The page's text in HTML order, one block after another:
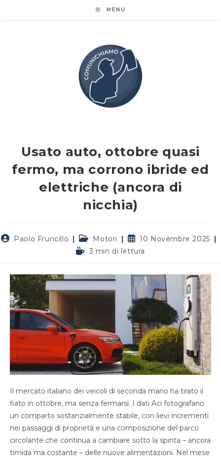
MENU
Usato auto, ottobre quasi
fermo, ma corrono ibride ed
elettriche (ancora di
nicchia)
AutorePaolo Fruncillo
Categoria
dell'articolo:
Motori
Articolo
pubblicato:
10 Novembre 2025
Tempo3 min di lettura
Il mercato italiano dei veicoli di seconda mano ha tirato il
fiato in ottobre, ma senza fermarsi. I dati Aci fotografano
un comparto sostanzialmente stabile, con lievi incrementi
nei passaggi di proprietà e una composizione del parco
circolante che continua a cambiare sotto la spinta – ancora
timida ma costante – delle nuove alimentazioni. Nel mese